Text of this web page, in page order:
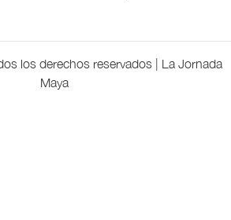
los derechos reservados | La Jornada
Maya